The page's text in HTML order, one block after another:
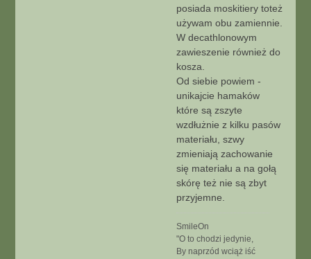
posiada moskitiery toteż
używam obu zamiennie.
W decathlonowym
zawieszenie również do
kosza.
Od siebie powiem -
unikajcie hamaków
które są zszyte
wzdłużnie z kilku pasów
materiału, szwy
zmieniają zachowanie
się materiału a na gołą
skórę też nie są zbyt
przyjemne.
SmileOn
"O to chodzi jedynie,
By naprzód wciąż iść